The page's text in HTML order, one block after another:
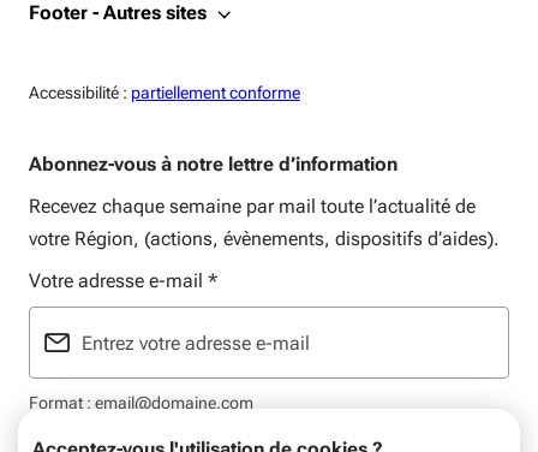
Footer - Autres sites
Accessibilité : Accessiblité:
partiellement conforme
Abonnez-vous à notre lettre d’information
Recevez chaque semaine par mail toute l’actualité de
votre Région, (actions, évènements, dispositifs d’aides).
Votre adresse e-mail *
Format : email@domaine.com